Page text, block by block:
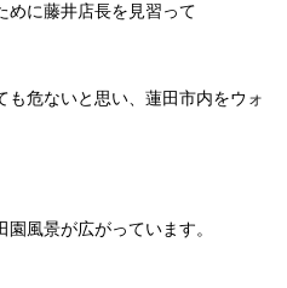
めに藤井店長を見習って
も危ないと思い、蓮田市内をウォ
風景が広がっています。